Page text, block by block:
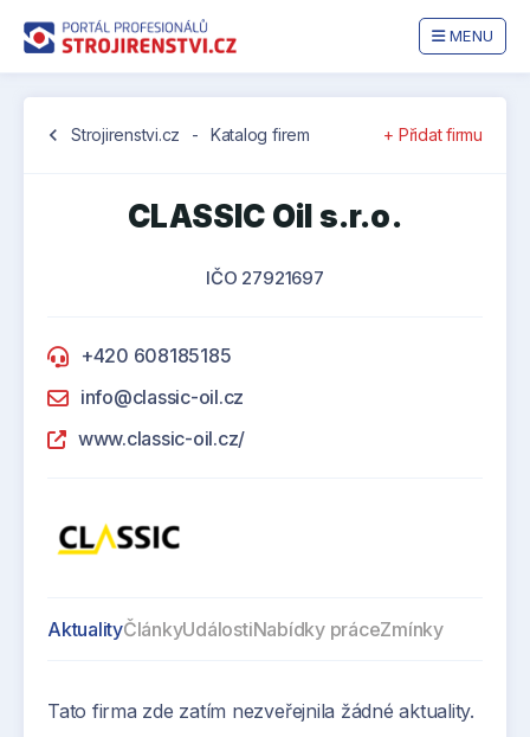
MENU
chevron_left Strojirenstvi.cz - Katalog firem + Přidat firmu
CLASSIC Oil s.r.o.
IČO 27921697
+420 608185185
info@classic-oil.cz
www.classic-oil.cz/
AktualityČlánkyUdálostiNabídky práceZmínky
Tato firma zde zatím nezveřejnila žádné aktuality.